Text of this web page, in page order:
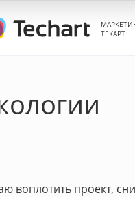
ТЕКАРТ
воплотить проект,